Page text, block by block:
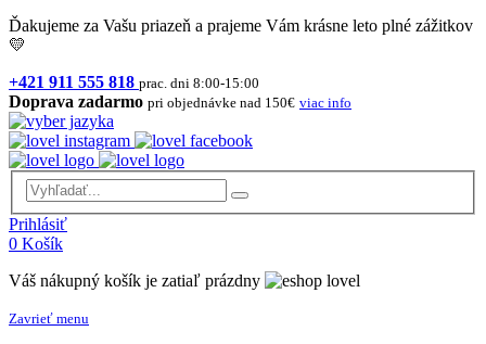
Ďakujeme za Vašu priazeň a prajeme Vám krásne leto plné zážitkov
💛
+421 911 555 818 prac. dni 8:00-15:00
Doprava zadarmo pri objednávke nad 150€ viac info
Prihlásiť
0 Košík
Váš nákupný košík je zatiaľ prázdny
Zavrieť menu